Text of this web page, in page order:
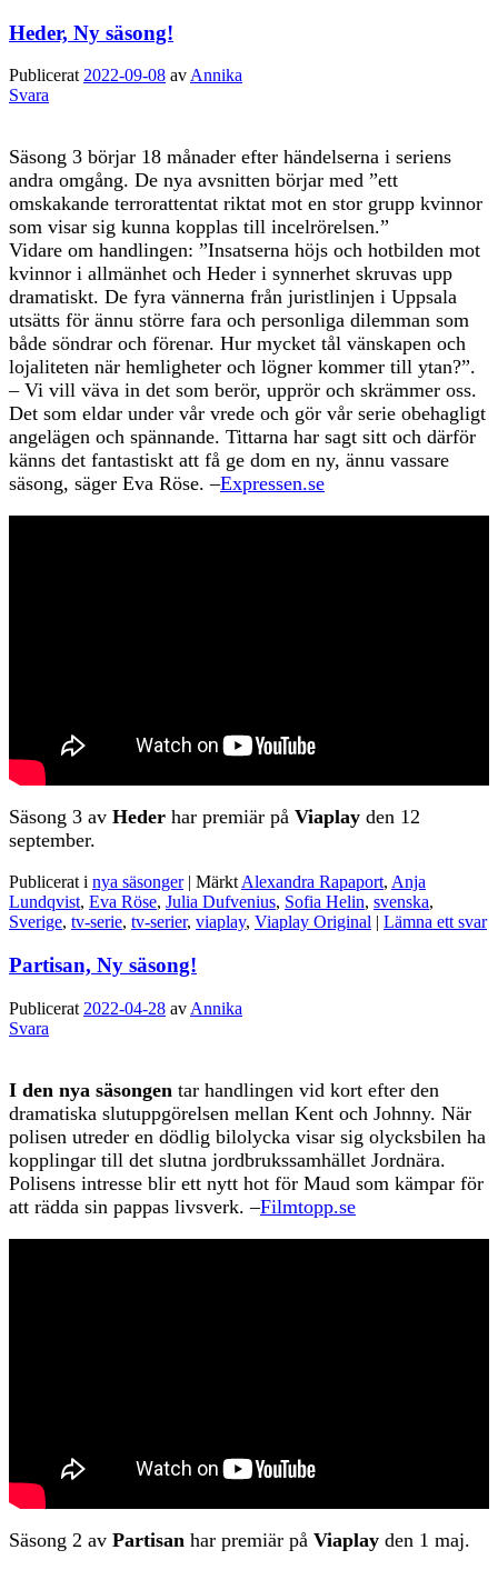
Heder, Ny säsong!
Publicerat 2022-09-08 av Annika
Svara
Säsong 3 börjar 18 månader efter händelserna i seriens
andra omgång. De nya avsnitten börjar med ”ett
omskakande terrorattentat riktat mot en stor grupp kvinnor
som visar sig kunna kopplas till incelrörelsen.”
Vidare om handlingen: ”Insatserna höjs och hotbilden mot
kvinnor i allmänhet och Heder i synnerhet skruvas upp
dramatiskt. De fyra vännerna från juristlinjen i Uppsala
utsätts för ännu större fara och personliga dilemman som
både söndrar och förenar. Hur mycket tål vänskapen och
lojaliteten när hemligheter och lögner kommer till ytan?”.
– Vi vill väva in det som berör, upprör och skrämmer oss.
Det som eldar under vår vrede och gör vår serie obehagligt
angelägen och spännande. Tittarna har sagt sitt och därför
känns det fantastiskt att få ge dom en ny, ännu vassare
säsong, säger Eva Röse. –Expressen.se
Säsong 3 av Heder har premiär på Viaplay den 12
september.
Publicerat i nya säsonger | Märkt Alexandra Rapaport, Anja
Lundqvist, Eva Röse, Julia Dufvenius, Sofia Helin, svenska,
Sverige, tv-serie, tv-serier, viaplay, Viaplay Original | Lämna ett svar
Partisan, Ny säsong!
Publicerat 2022-04-28 av Annika
Svara
I den nya säsongen tar handlingen vid kort efter den
dramatiska slutuppgörelsen mellan Kent och Johnny. När
polisen utreder en dödlig bilolycka visar sig olycksbilen ha
kopplingar till det slutna jordbrukssamhället Jordnära.
Polisens intresse blir ett nytt hot för Maud som kämpar för
att rädda sin pappas livsverk. –Filmtopp.se
Säsong 2 av Partisan har premiär på Viaplay den 1 maj.